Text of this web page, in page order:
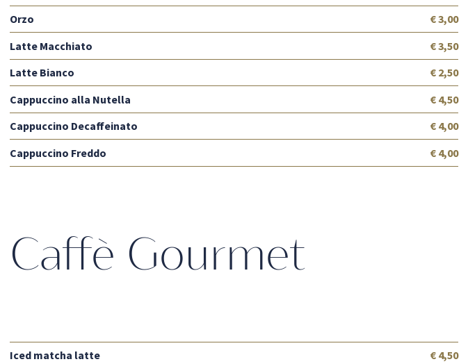
Orzo
€ 3,00
Latte Macchiato
€ 3,50
Latte Bianco
€ 2,50
Cappuccino alla Nutella
€ 4,50
Cappuccino Decaffeinato
€ 4,00
Cappuccino Freddo
€ 4,00
Caffè Gourmet
Iced matcha latte € 4,50